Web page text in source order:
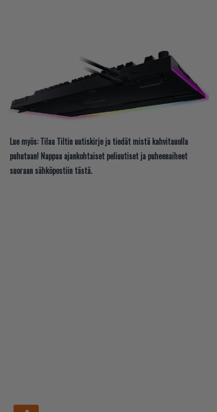
Lue myös: Tilaa Tiltin uutiskirje ja tiedät mistä kahvitauolla
puhutaan! Nappaa ajankohtaiset peliuutiset ja puheenaiheet
suoraan sähköpostiin tästä.